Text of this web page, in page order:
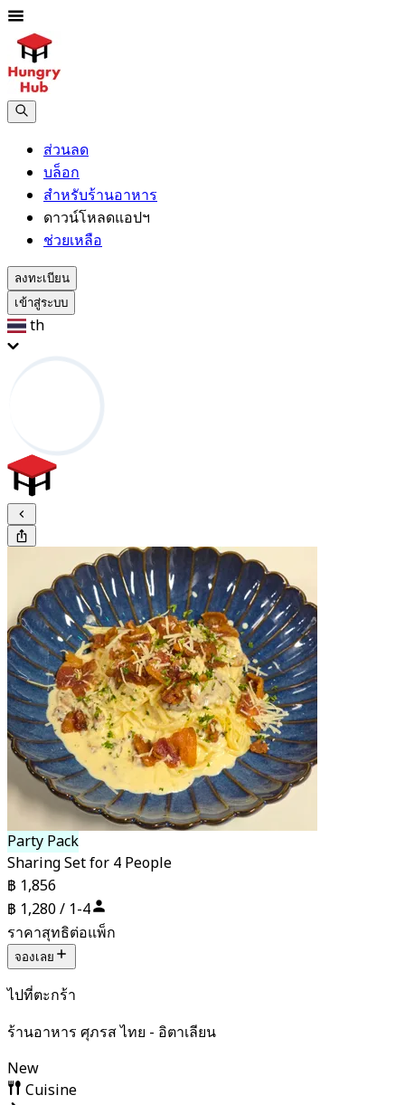
ส่วนลด
บล็อก
สำหรับร้านอาหาร
ดาวน์โหลดแอปฯ
ช่วยเหลือ
ลงทะเบียน
เข้าสู่ระบบ
th
Party Pack
Sharing Set for 4 People
฿ 1,856
฿ 1,280 / 1-4
ราคาสุทธิต่อแพ็ก
จองเลย
ไปที่ตะกร้า
ร้านอาหาร ศุภรส ไทย - อิตาเลียน
New
Cuisine